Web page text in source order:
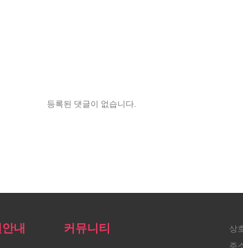
등록된 댓글이 없습니다.
내 커뮤니티 상
주